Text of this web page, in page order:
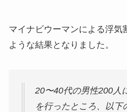
マイナビウーマンによる浮気
ような結果となりました。
20〜40代の男性200人
を行ったところ、以下